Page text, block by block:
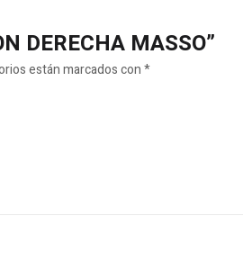
DERECHA MASSO”
están marcados con*